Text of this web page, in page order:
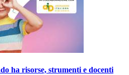
ha risorse, strumenti e docenti